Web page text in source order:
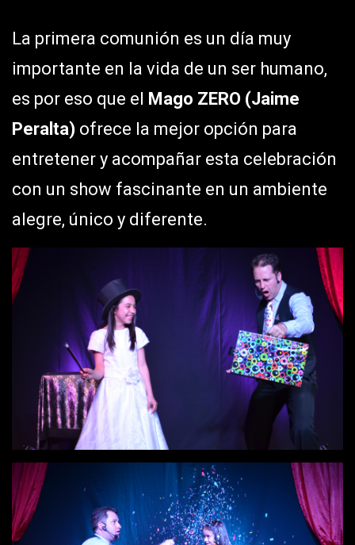
La primera comunión es un día muy
importante en la vida de un ser humano,
es por eso que el Mago ZERO (Jaime
Peralta) ofrece la mejor opción para
entretener y acompañar esta celebración
con un show fascinante en un ambiente
alegre, único y diferente.